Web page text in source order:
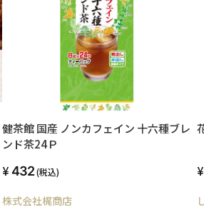
健茶館 国産 ノンカフェイン 十六種ブレ
ンド茶24Ｐ
432(税込)
株式会社梶商店